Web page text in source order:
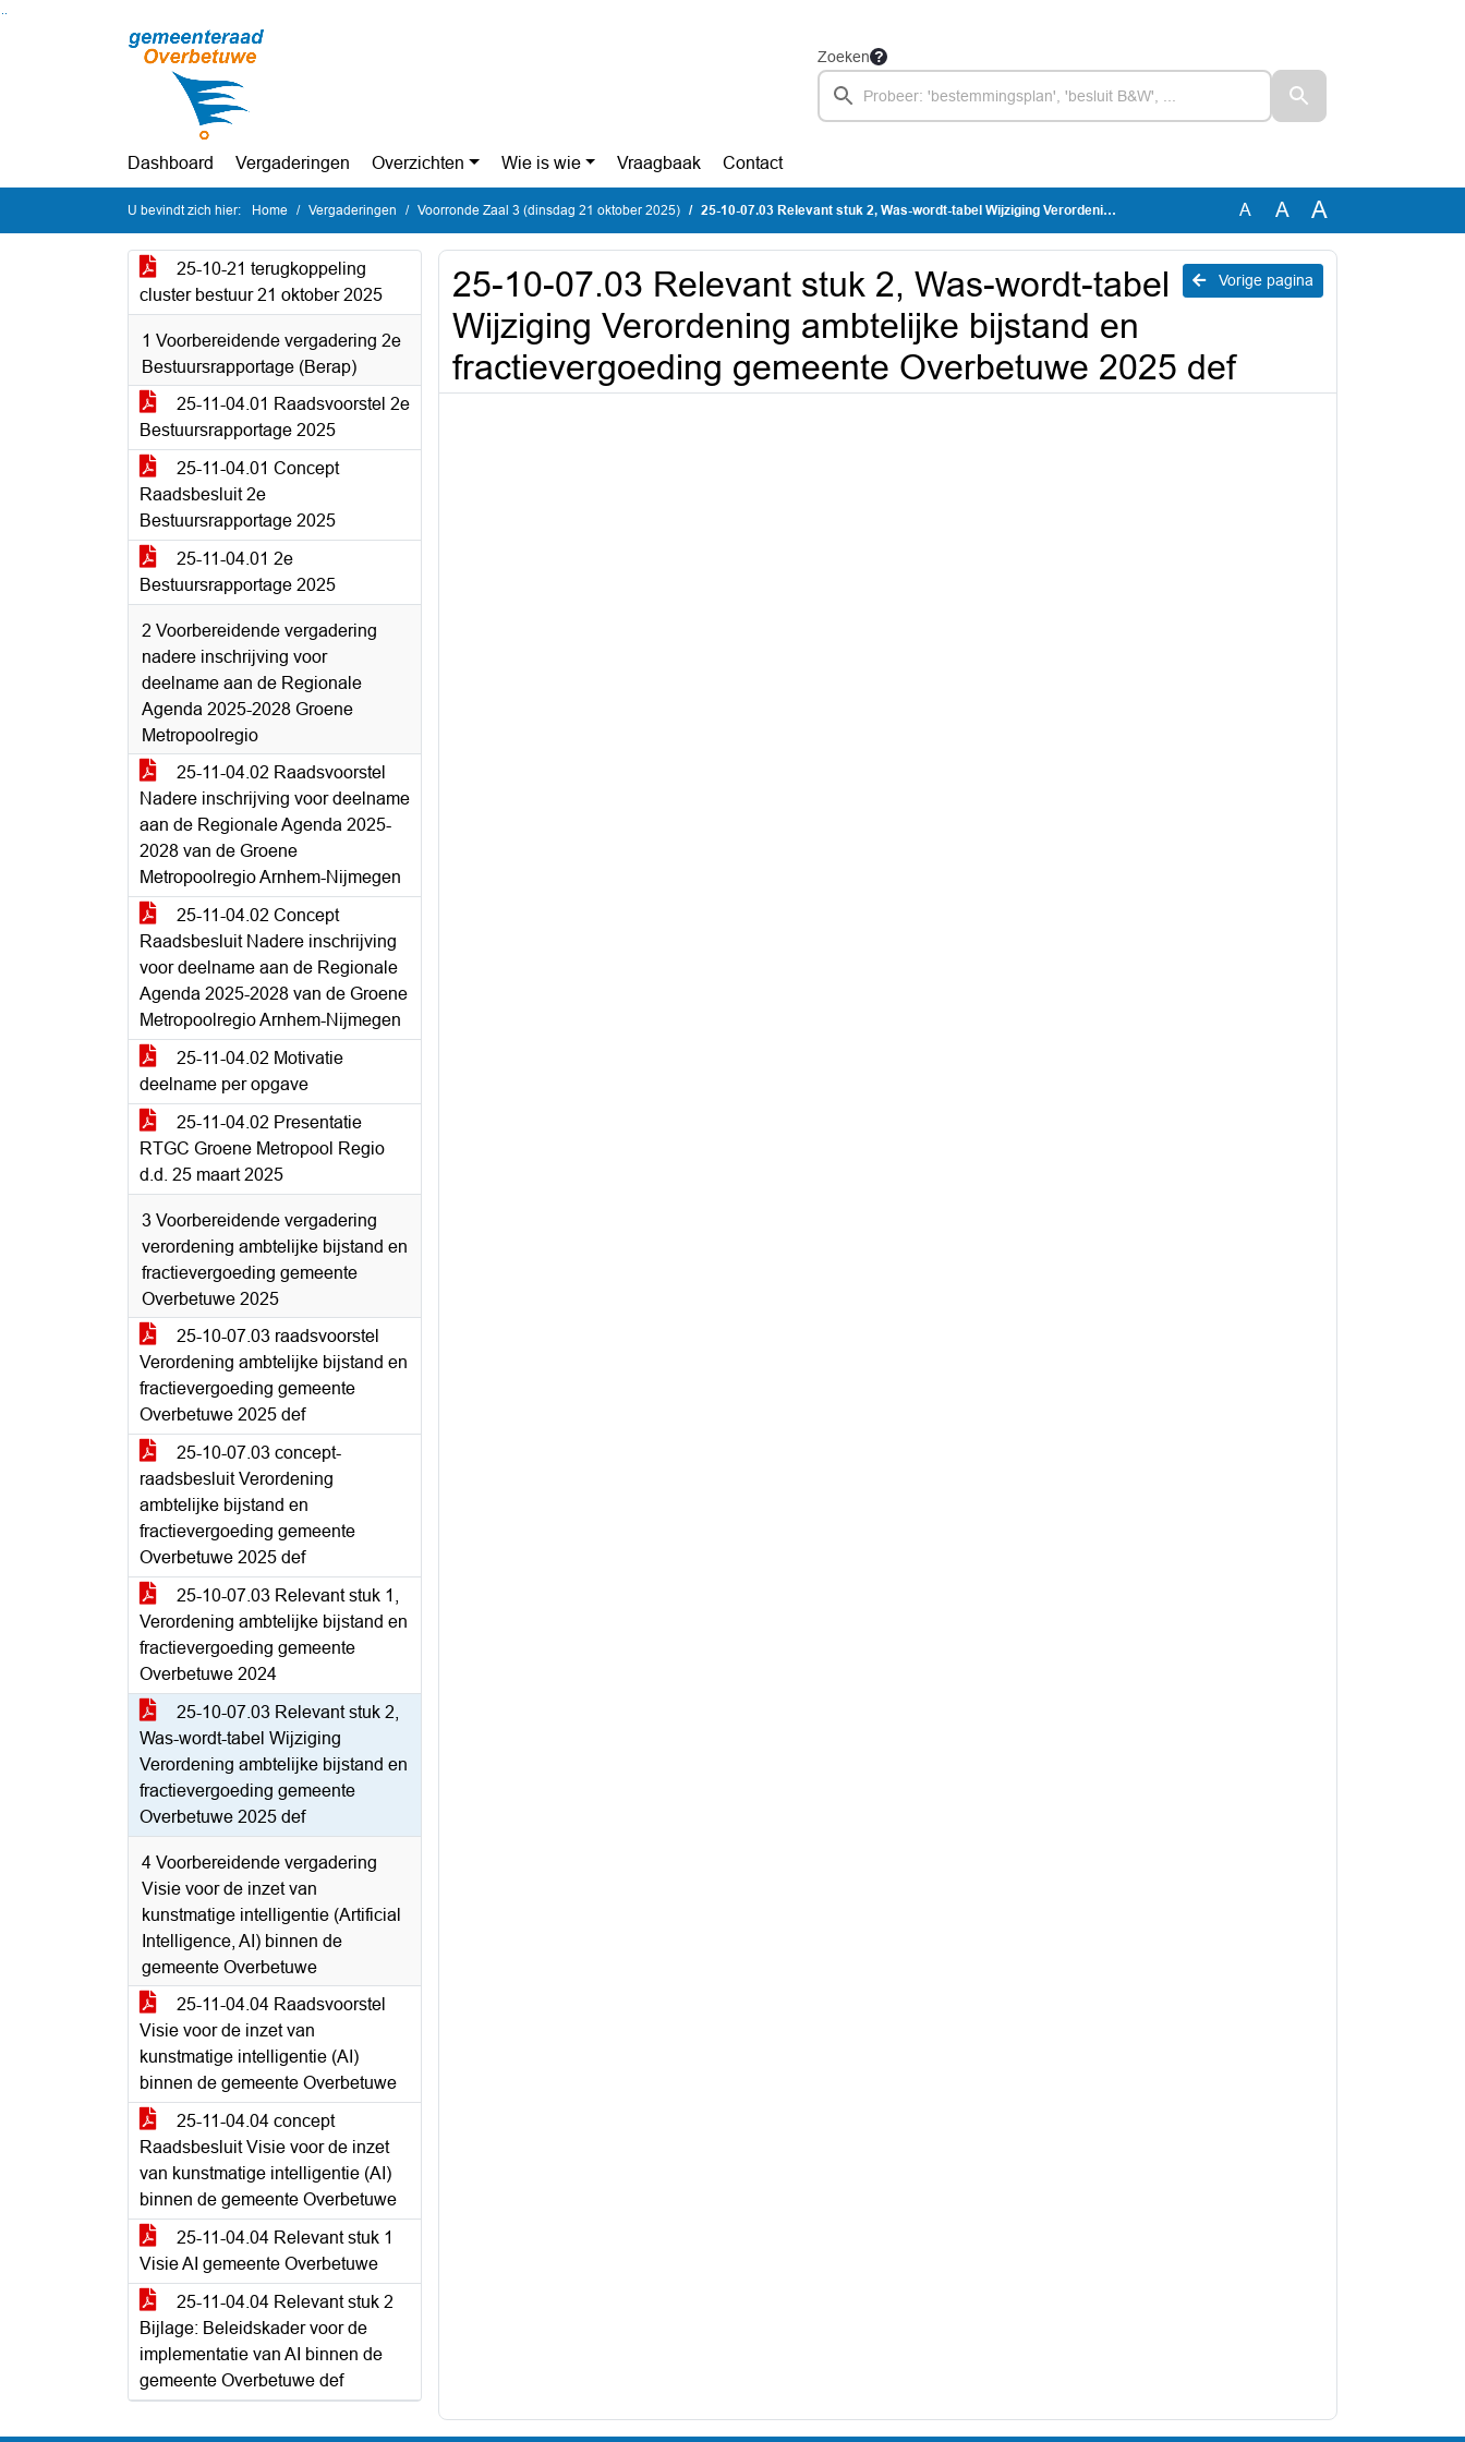
Ga naar de inhoud van deze pagina
Zoeken
Dashboard Vergaderingen Overzichten Wie is wie Vraagbaak Contact
U bevindt zich hier: Home Vergaderingen Voorronde Zaal 3 (dinsdag 21 oktober 2025) 25-10-07.03 Relevant stuk 2, Was-wordt-tabel Wijziging Verordening ambtelijke bijstand en fractievergoeding gemeente Overbetuwe 2025 def A A A
25-10-21 terugkoppeling
cluster bestuur 21 oktober 2025
1 Voorbereidende vergadering 2e
Bestuursrapportage (Berap)
25-11-04.01 Raadsvoorstel 2e
Bestuursrapportage 2025
25-11-04.01 Concept
Raadsbesluit 2e
Bestuursrapportage 2025
25-11-04.01 2e
Bestuursrapportage 2025
2 Voorbereidende vergadering
nadere inschrijving voor
deelname aan de Regionale
Agenda 2025-2028 Groene
Metropoolregio
25-11-04.02 Raadsvoorstel
Nadere inschrijving voor deelname
aan de Regionale Agenda 2025-
2028 van de Groene
Metropoolregio Arnhem-Nijmegen
25-11-04.02 Concept
Raadsbesluit Nadere inschrijving
voor deelname aan de Regionale
Agenda 2025-2028 van de Groene
Metropoolregio Arnhem-Nijmegen
25-11-04.02 Motivatie
deelname per opgave
25-11-04.02 Presentatie
RTGC Groene Metropool Regio
d.d. 25 maart 2025
3 Voorbereidende vergadering
verordening ambtelijke bijstand en
fractievergoeding gemeente
Overbetuwe 2025
25-10-07.03 raadsvoorstel
Verordening ambtelijke bijstand en
fractievergoeding gemeente
Overbetuwe 2025 def
25-10-07.03 concept-
raadsbesluit Verordening
ambtelijke bijstand en
fractievergoeding gemeente
Overbetuwe 2025 def
25-10-07.03 Relevant stuk 1,
Verordening ambtelijke bijstand en
fractievergoeding gemeente
Overbetuwe 2024
25-10-07.03 Relevant stuk 2,
Was-wordt-tabel Wijziging
Verordening ambtelijke bijstand en
fractievergoeding gemeente
Overbetuwe 2025 def
4 Voorbereidende vergadering
Visie voor de inzet van
kunstmatige intelligentie (Artificial
Intelligence, AI) binnen de
gemeente Overbetuwe
25-11-04.04 Raadsvoorstel
Visie voor de inzet van
kunstmatige intelligentie (AI)
binnen de gemeente Overbetuwe
25-11-04.04 concept
Raadsbesluit Visie voor de inzet
van kunstmatige intelligentie (AI)
binnen de gemeente Overbetuwe
25-11-04.04 Relevant stuk 1
Visie AI gemeente Overbetuwe
25-11-04.04 Relevant stuk 2
Bijlage: Beleidskader voor de
implementatie van AI binnen de
gemeente Overbetuwe def
Vorige pagina
25-10-07.03 Relevant stuk 2, Was-wordt-tabel
Wijziging Verordening ambtelijke bijstand en
fractievergoeding gemeente Overbetuwe 2025 def